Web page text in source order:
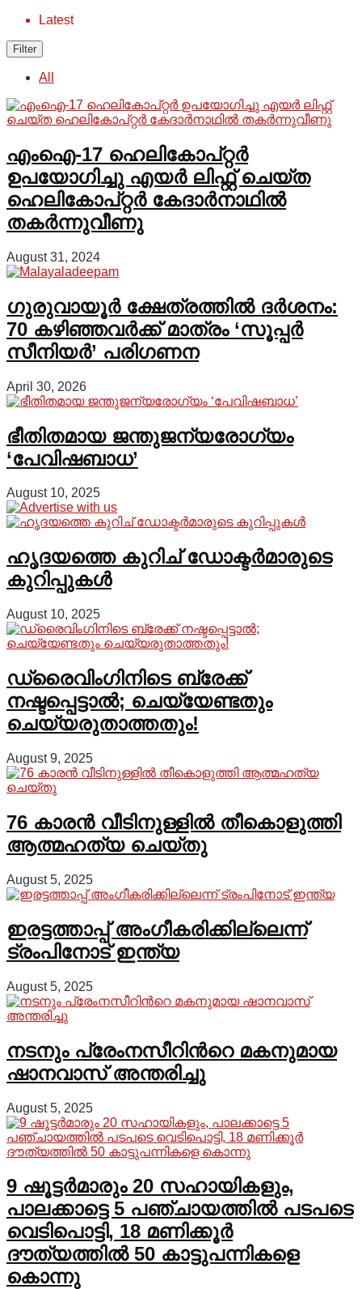
Latest
Filter
All
എംഐ-17 ഹെലികോപ്റ്റർ
ഉപയോഗിച്ചു എയർ ലിഫ്റ്റ് ചെയ്ത
ഹെലികോപ്റ്റർ കേദാർനാഥിൽ
തകർന്നുവീണു
August 31, 2024
ഗുരുവായൂർ ക്ഷേത്രത്തിൽ ദർശനം:
70 കഴിഞ്ഞവർക്ക് മാത്രം ‘സൂപ്പർ
സീനിയർ’ പരിഗണന
April 30, 2026
ഭീതിതമായ ജന്തുജന്യരോഗ്യം
‘പേവിഷബാധ’
August 10, 2025
ഹൃദയത്തെ കുറിച് ഡോക്ടർമാരുടെ
കുറിപ്പുകൾ
August 10, 2025
ഡ്രൈവിംഗിനിടെ ബ്രേക്ക്
നഷ്ടപ്പെട്ടാല്‍; ചെയ്യേണ്ടതും
ചെയ്യരുതാത്തതും!
August 9, 2025
76 കാരന്‍ വീടിനുള്ളില്‍ തീകൊളുത്തി
ആത്മഹത്യ ചെയ്തു
August 5, 2025
ഇരട്ടത്താപ്പ് അംഗീകരിക്കില്ലെന്ന്
ട്രംപിനോട് ഇന്ത്യ
August 5, 2025
നടനും പ്രേംനസീറിന്‍റെ മകനുമായ
ഷാനവാസ് അന്തരിച്ചു
August 5, 2025
9 ഷൂട്ടർമാരും 20 സഹായികളും,
പാലക്കാട്ടെ 5 പഞ്ചായത്തിൽ പടപടെ
വെടിപൊട്ടി, 18 മണിക്കൂർ
ദൗത്യത്തിൽ 50 കാട്ടുപന്നികളെ
കൊന്നു